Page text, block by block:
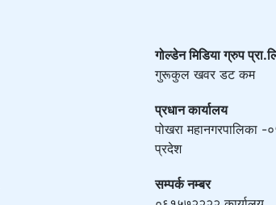
गोल्डेन मिडिया ग्रुप
गुरूकुल खवर डट कम
प्रधान कार्यालय
पोखरा महानगरपालिका -
प्रदेश
सम्पर्क नम्बर